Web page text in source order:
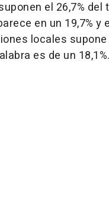
el 26,7% del
en un 19,7% y
locales supone
es de un 18,1%.